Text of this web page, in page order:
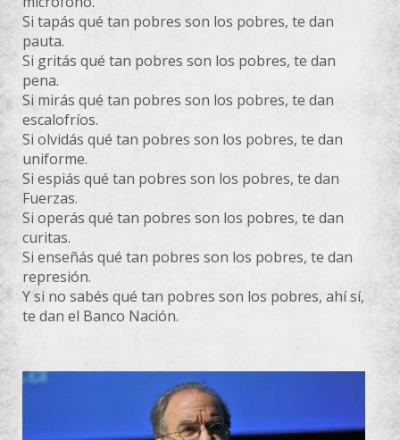
Si tapás qué tan pobres son los pobres, te dan
pauta.
Si gritás qué tan pobres son los pobres, te dan
pena.
Si mirás qué tan pobres son los pobres, te dan
escalofríos.
Si olvidás qué tan pobres son los pobres, te dan
uniforme.
Si espiás qué tan pobres son los pobres, te dan
Fuerzas.
Si operás qué tan pobres son los pobres, te dan
curitas.
Si enseñás qué tan pobres son los pobres, te dan
represión.
Y si no sabés qué tan pobres son los pobres, ahí sí,
te dan el Banco Nación.